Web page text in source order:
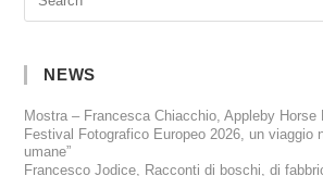
NEWS
Mostra – Francesca Chiacchio, Appleby Horse
Festival Fotografico Europeo 2026, un viaggio
umane”
Francesco Jodice, Racconti di boschi, di